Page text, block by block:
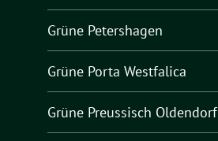
Grüne Petershagen
Grüne Porta Westfalica
Grüne Preussisch Oldendorf